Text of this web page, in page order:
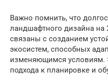
Важно помнить, что
ландшафтного дизайна на
связаны с созданием
экосистем, способных
изменяющимся условиям.
подхода к планировке и